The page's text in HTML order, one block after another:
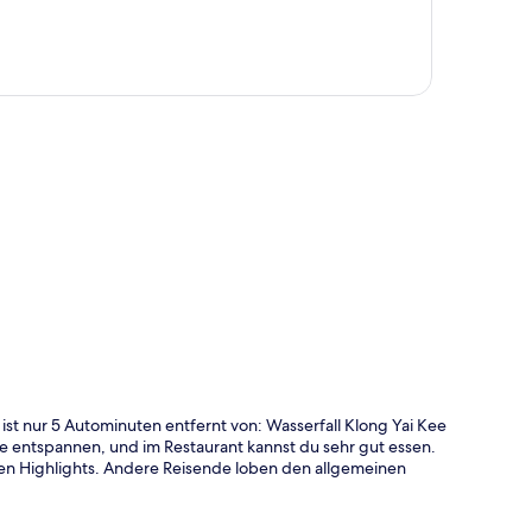
nur 5 Autominuten entfernt von: Wasserfall Klong Yai Kee
und im Restaurant kannst du sehr gut essen.
Highlights. Andere Reisende loben den allgemeinen